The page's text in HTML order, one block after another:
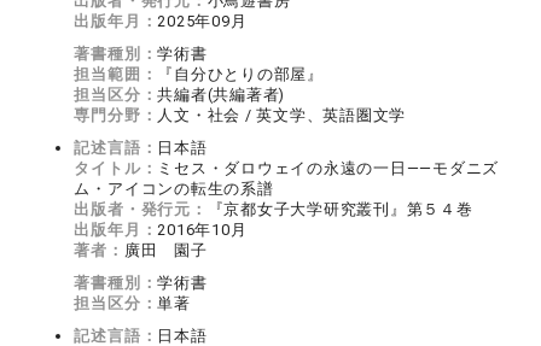
出版年月：2025年09月
著書種別：学術書
担当範囲：
『自分ひとりの部屋』
担当区分：共編者(共編著者)
専門分野： 人文・社会 / 英文学、英語圏文学
記述言語： 日本語
タイトル： ミセス・ダロウェイの永遠の一日――モダニズ
ム・アイコンの転生の系譜
出版者・発行元：
『京都女子大学研究叢刊』第５４巻
出版年月：2016年10月
著者： 廣田 園子
著書種別：学術書
担当区分：単著
記述言語： 日本語